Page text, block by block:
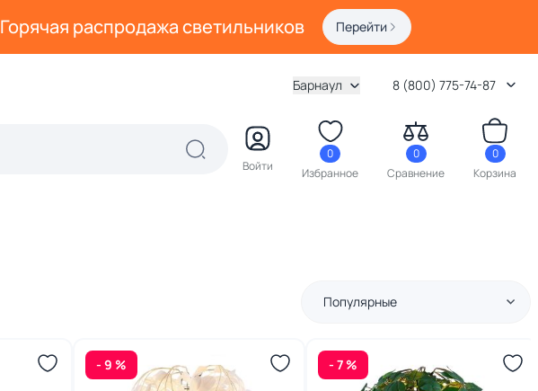
Горячая распродажа светильников Перейти
Барнаул 8 (800) 775-74-87
Войти
0
Избранное
0
Сравнение
0
Корзина
Популярные
- 9 % - 7 %